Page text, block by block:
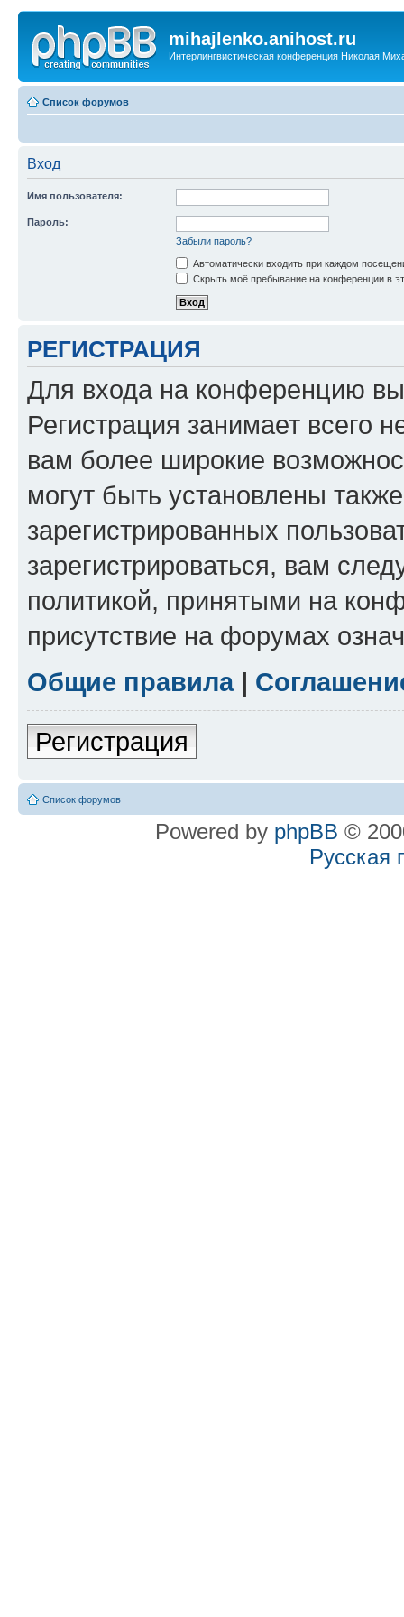
mihajlenko.anihost.ru
Интерлингвистическая конференция Николая
Список форумов
Вход
Имя пользователя:
Пароль:
Забыли пароль?
Автоматически входить при каждом
Скрыть моё пребывание на конференции в
РЕГИСТРАЦИЯ
Для входа на конференцию
Регистрация занимает всего
вам более широкие
могут быть установлены
зарегистрированных
зарегистрироваться, вам
политикой, принятыми на
присутствие на форумах
Общие правила|
Регистрация
Список форумов
Powered by phpBB ©
Русская